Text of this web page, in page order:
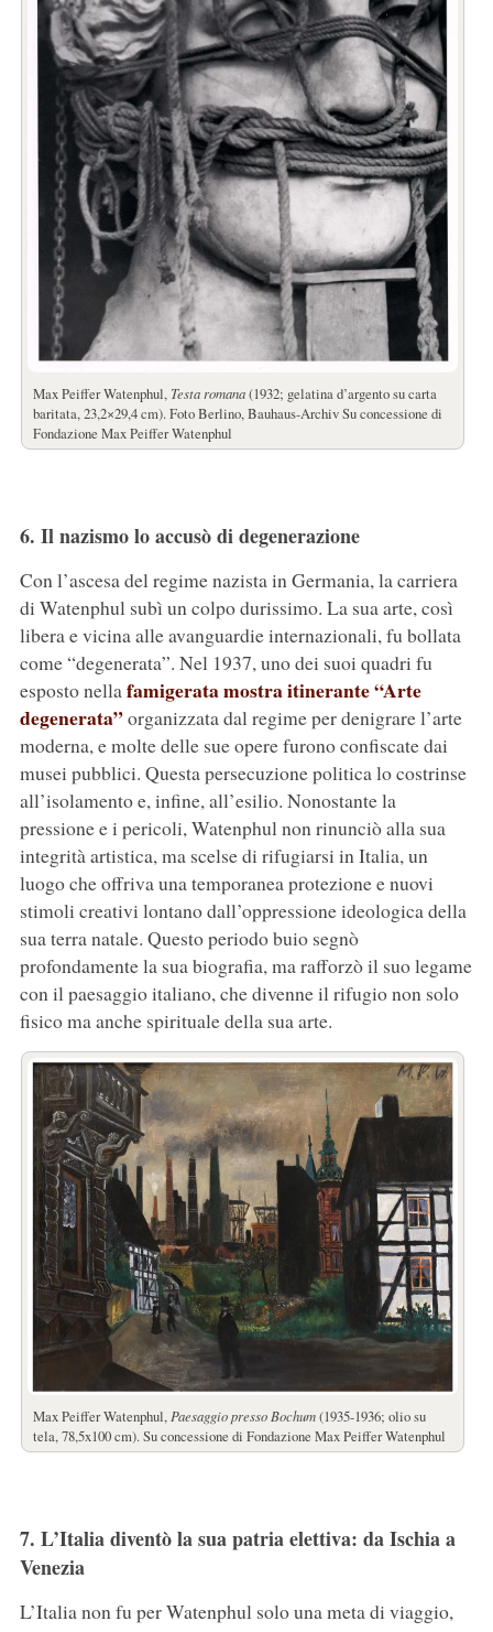
Max Peiffer Watenphul, Testa romana(1932; gelatina d’argento su carta
baritata, 23,2×29,4 cm). Foto Berlino, Bauhaus-Archiv Su concessione di
Fondazione Max Peiffer Watenphul
6. Il nazismo lo accusò di degenerazione
Con l’ascesa del regime nazista in Germania, la carriera
di Watenphul subì un colpo durissimo. La sua arte, così
libera e vicina alle avanguardie internazionali, fu bollata
come “degenerata”. Nel 1937, uno dei suoi quadri fu
esposto nellafamigerata mostra itinerante “Arte
degenerata”organizzata dal regime per denigrare l’arte
moderna, e molte delle sue opere furono confiscate dai
musei pubblici. Questa persecuzione politica lo costrinse
all’isolamento e, infine, all’esilio. Nonostante la
pressione e i pericoli, Watenphul non rinunciò alla sua
integrità artistica, ma scelse di rifugiarsi in Italia, un
luogo che offriva una temporanea protezione e nuovi
stimoli creativi lontano dall’oppressione ideologica della
sua terra natale. Questo periodo buio segnò
profondamente la sua biografia, ma rafforzò il suo legame
con il paesaggio italiano, che divenne il rifugio non solo
fisico ma anche spirituale della sua arte.
Max Peiffer Watenphul, Paesaggio presso Bochum(1935-1936; olio su
tela, 78,5x100 cm). Su concessione di Fondazione Max Peiffer Watenphul
7. L’Italia diventò la sua patria elettiva: da Ischia a
Venezia
L’Italia non fu per Watenphul solo una meta di viaggio,